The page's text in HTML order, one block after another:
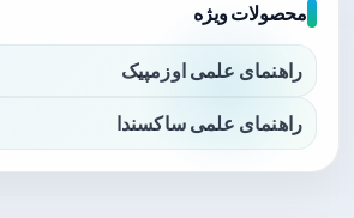
محصولات ویژه
راهنمای علمی اوزمپیک
راهنمای علمی ساکسندا